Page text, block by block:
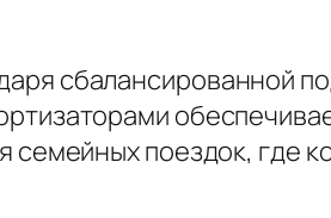
сбалансированной
семейных поездок, где